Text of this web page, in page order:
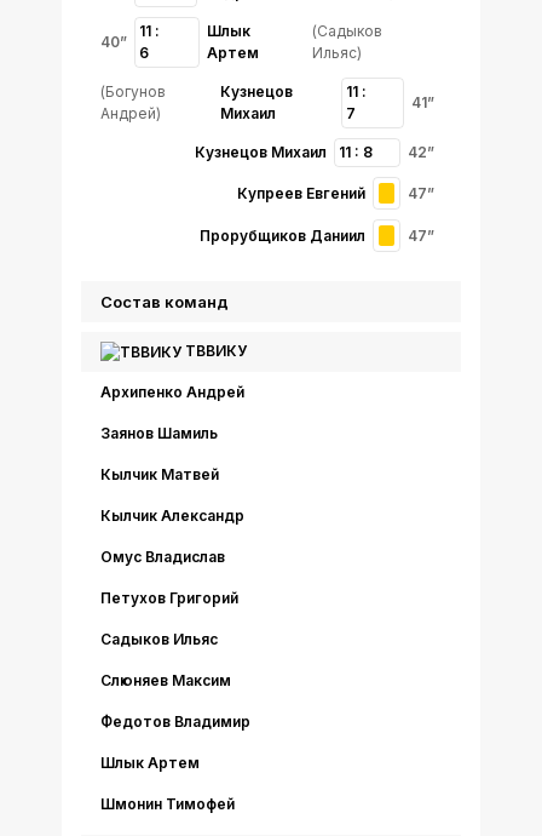
40”
11 :
6
Шлык
Артем
(Садыков
Ильяс)
41”
11 :
7
Кузнецов
Михаил
(Богунов
Андрей)
42”
11 : 8
Кузнецов Михаил
47”
Купреев Евгений
47”
Прорубщиков Даниил
Состав команд
ТВВИКУ
Архипенко Андрей
Заянов Шамиль
Кылчик Матвей
Кылчик Александр
Омус Владислав
Петухов Григорий
Садыков Ильяс
Слюняев Максим
Федотов Владимир
Шлык Артем
Шмонин Тимофей